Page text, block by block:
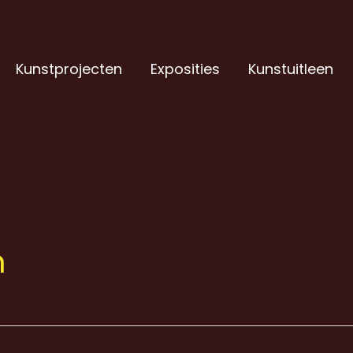
Kunstprojecten Exposities Kunstuitleen